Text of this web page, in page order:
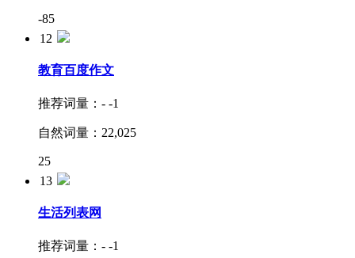
-85
12
教育百度作文
推荐词量： - -1
自然词量： 22,025
25
13
生活列表网
推荐词量： - -1